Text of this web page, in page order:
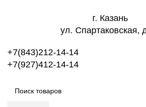
г. Казань
ул. Спартаковская,
+7(843)212-14-14
+7(927)412-14-14